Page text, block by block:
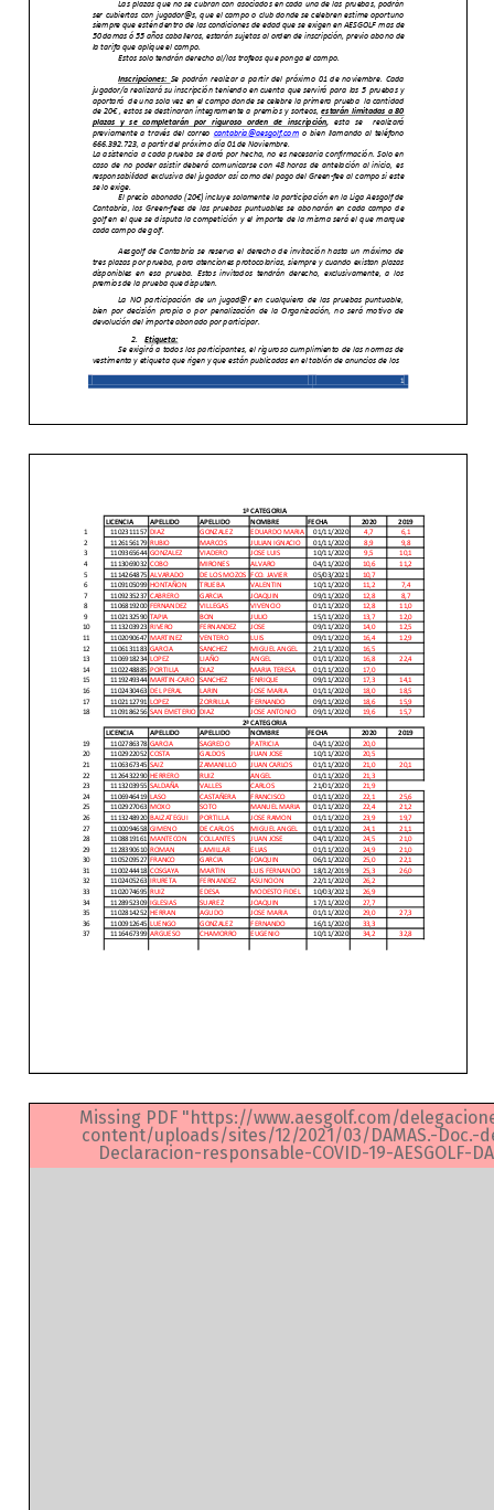
Missing PDF "https://www.aesgolf.com/
content/uploads/sites/12/2021/03/DAMAS.-Doc.-
Declaracion-responsable-COVID-19-AESGOLF-